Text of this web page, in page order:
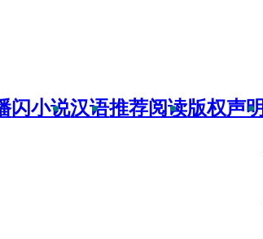
闪小说汉语推荐阅读版权声明